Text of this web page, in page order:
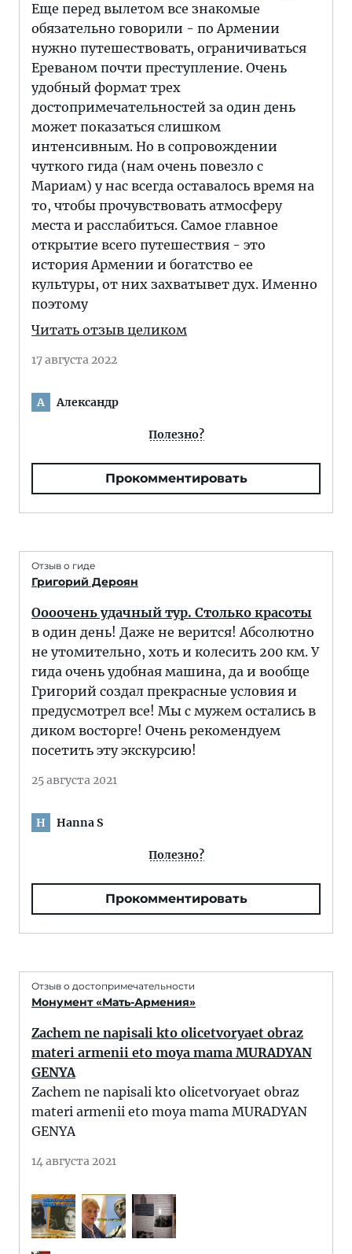
Еще перед вылетом все знакомые
обязательно говорили - по Армении
нужно путешествовать, ограничиваться
Ереваном почти преступление. Очень
удобный формат трех
достопримечательностей за один день
может показаться слишком
интенсивным. Но в сопровождении
чуткого гида (нам очень повезло с
Мариам) у нас всегда оставалось время на
то, чтобы прочувствовать атмосферу
места и расслабиться. Самое главное
открытие всего путешествия - это
история Армении и богатство ее
культуры, от них захватывет дух. Именно
поэтому
Читать отзыв целиком
17 августа 2022
А Александр
Полезно?
Прокомментировать
Отзыв о гиде
Григорий Дероян
Оооочень удачный тур. Столько красоты
в один день! Даже не верится! Абсолютно
не утомительно, хоть и колесить 200 км. У
гида очень удобная машина, да и вообще
Григорий создал прекрасные условия и
предусмотрел все! Мы с мужем остались в
диком восторге! Очень рекомендуем
посетить эту экскурсию!
25 августа 2021
H Hanna S
Полезно?
Прокомментировать
Отзыв о достопримечательности
Монумент «Мать-Армения»
Zachem ne napisali kto olicetvoryaet obraz
materi armenii eto moya mama MURADYAN
GENYA
Zachem ne napisali kto olicetvoryaet obraz
materi armenii eto moya mama MURADYAN
GENYA
14 августа 2021